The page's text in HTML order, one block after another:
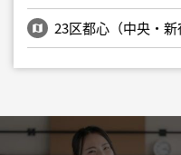
23区都心（中央・新